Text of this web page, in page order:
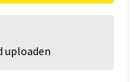
uploaden